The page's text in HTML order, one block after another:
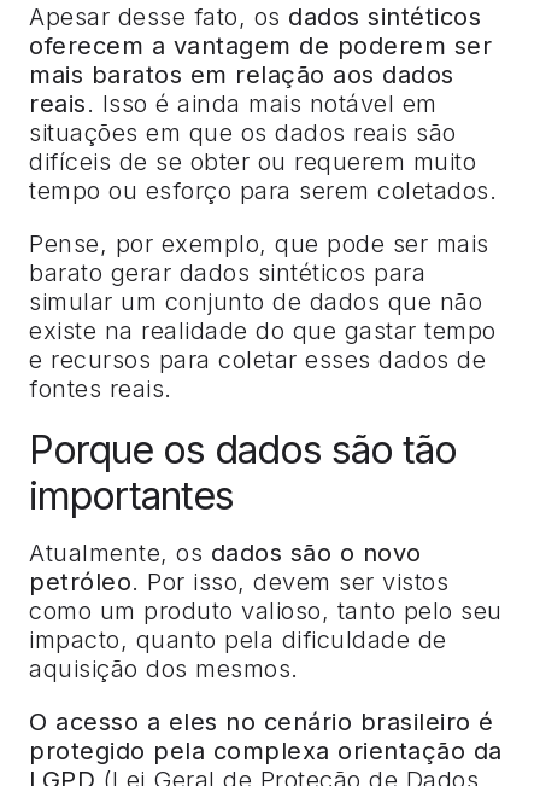
Apesar desse fato, os dados sintéticos
oferecem a vantagem de poderem ser
mais baratos em relação aos dados
reais. Isso é ainda mais notável em
situações em que os dados reais são
difíceis de se obter ou requerem muito
tempo ou esforço para serem coletados.
Pense, por exemplo, que pode ser mais
barato gerar dados sintéticos para
simular um conjunto de dados que não
existe na realidade do que gastar tempo
e recursos para coletar esses dados de
fontes reais.
Porque os dados são tão
importantes
Atualmente, os dados são o novo
petróleo. Por isso, devem ser vistos
como um produto valioso, tanto pelo seu
impacto, quanto pela dificuldade de
aquisição dos mesmos.
O acesso a eles no cenário brasileiro é
protegido pela complexa orientação da
LGPD (Lei Geral de Proteção de Dados